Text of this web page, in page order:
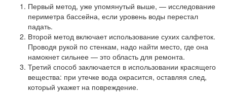
Первый метод, уже упомянутый выше, — исследование
периметра бассейна, если уровень воды перестал
падать.
Второй метод включает использование сухих салфеток.
Проводя рукой по стенкам, надо найти место, где она
намокнет сильнее — это область для ремонта.
Третий способ заключается в использовании красящего
вещества: при утечке вода окрасится, оставляя след,
который укажет на повреждение.